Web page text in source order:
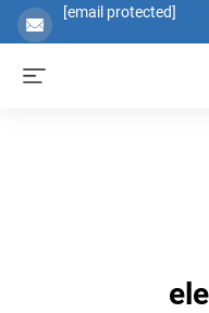
[email protected]